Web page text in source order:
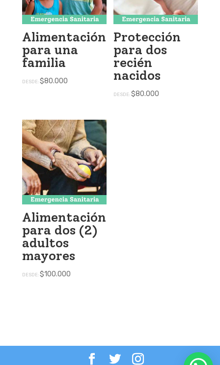
Alimentación
para una
familia
DESDE:$80.000
Protección
para dos
recién
nacidos
DESDE:$80.000
Alimentación
para dos (2)
adultos
mayores
DESDE:$100.000